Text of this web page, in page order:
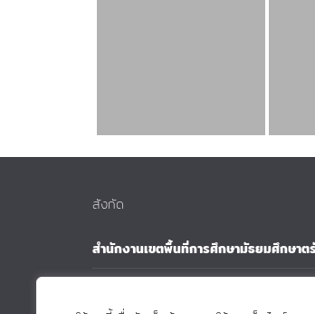
สังกัด
สำนักงานเขตพื้นที่การศึกษามัธยมศึกษาต